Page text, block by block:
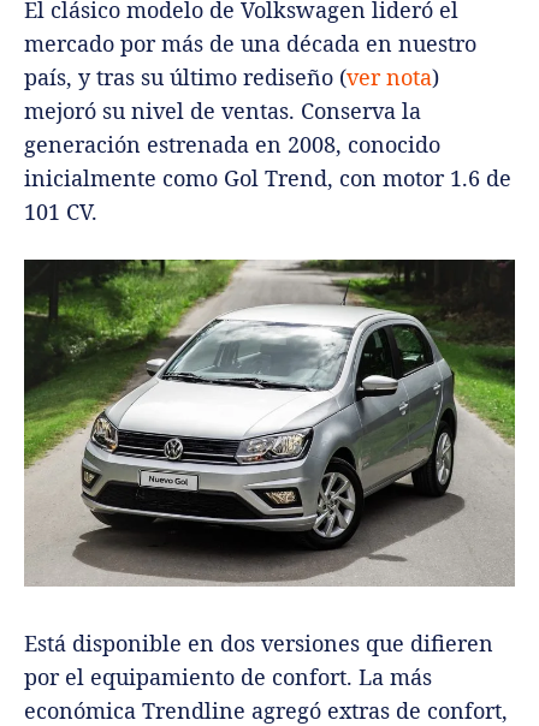
El clásico modelo de Volkswagen lideró el
mercado por más de una década en nuestro
país, y tras su último rediseño (ver nota)
mejoró su nivel de ventas. Conserva la
generación estrenada en 2008, conocido
inicialmente como Gol Trend, con motor 1.6 de
101 CV.
Está disponible en dos versiones que difieren
por el equipamiento de confort. La más
económica Trendline agregó extras de confort,